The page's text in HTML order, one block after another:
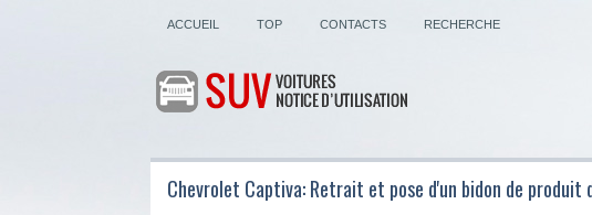
ACCUEIL TOP CONTACTS RECHERCHE
Chevrolet Captiva: Retrait et pose d'un bidon de produit